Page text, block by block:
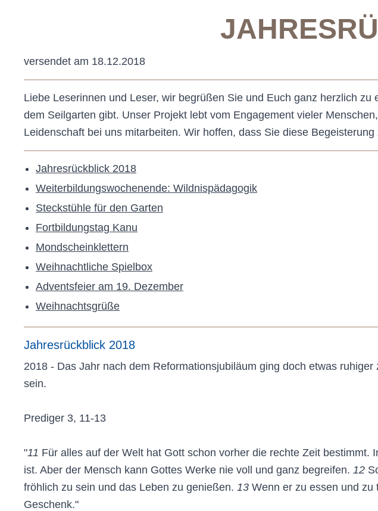
versendet am 18.12.2018
Liebe Leserinnen und Leser, wir begrüßen Sie und Euch ganz herzlich
dem Seilgarten gibt. Unser Projekt lebt vom Engagement vieler
Leidenschaft bei uns mitarbeiten. Wir hoffen, dass Sie diese
Jahresrückblick 2018
Weiterbildungswochenende: Wildnispädagogik
Steckstühle für den Garten
Fortbildungstag Kanu
Mondscheinklettern
Weihnachtliche Spielbox
Adventsfeier am 19. Dezember
Weihnachtsgrüße
Jahresrückblick 2018
2018 - Das Jahr nach dem Reformationsjubiläum ging doch etwas
sein.
Prediger 3, 11-13
"11 Für alles auf der Welt hat Gott schon vorher die rechte Zeit
ist. Aber der Mensch kann Gottes Werke nie voll und ganz begreifen. 12
fröhlich zu sein und das Leben zu genießen. 13 Wenn er zu essen und zu
Geschenk."